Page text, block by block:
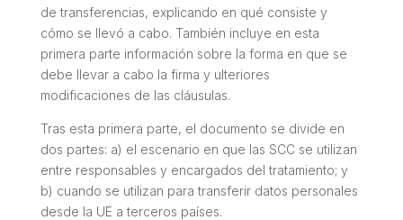
de transferencias, explicando en qué consiste y
cómo se llevó a cabo. También incluye en esta
primera parte información sobre la forma en que se
debe llevar a cabo la firma y ulteriores
modificaciones de las cláusulas.
Tras esta primera parte, el documento se divide en
dos partes: a) el escenario en que las SCC se utilizan
entre responsables y encargados del tratamiento; y
b) cuando se utilizan para transferir datos personales
desde la UE a terceros países.